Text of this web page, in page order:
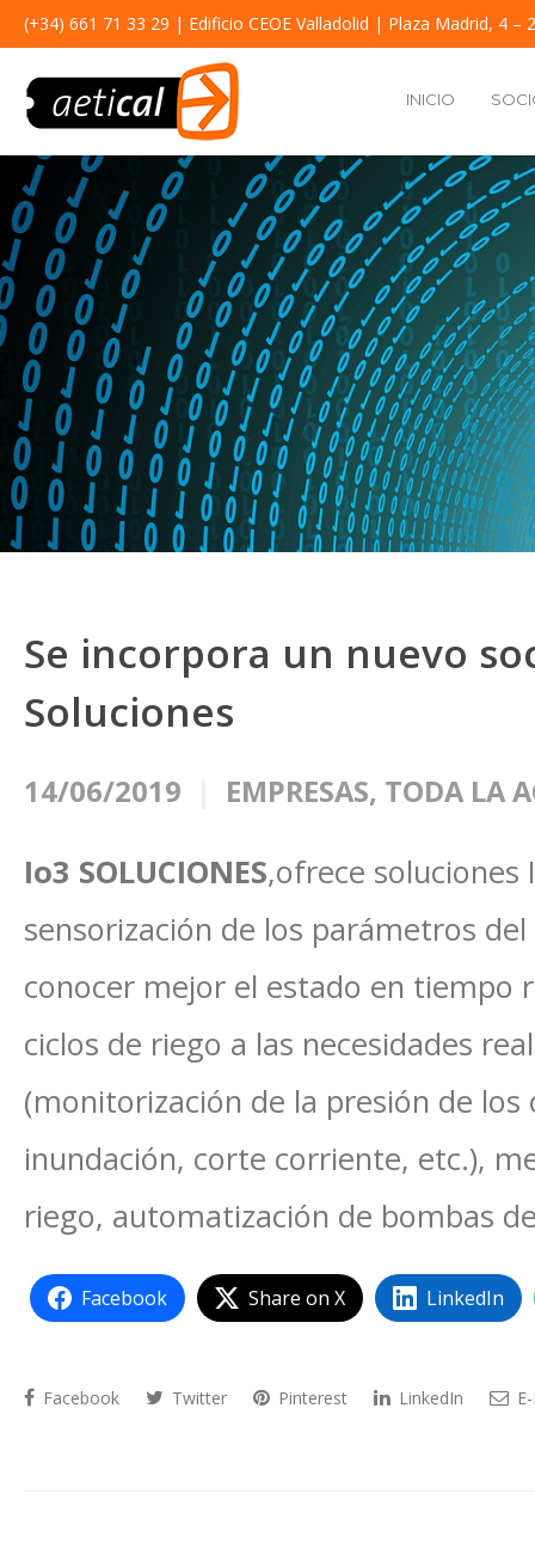
(+34) 661 71 33 29 | Edificio CEOE Valladolid | Plaza Madrid, 4 –
INICIO
Se incorpora un nuevo
Soluciones
14/06/2019 EMPRESAS, TODA LA
Io3 SOLUCIONES,ofrece soluciones
sensorización de los parámetros
conocer mejor el estado en tiempo
ciclos de riego a las necesidades
(monitorización de la presión de
inundación, corte corriente, etc.),
riego, automatización de bombas
Facebook Share on X LinkedIn
Facebook Twitter Pinterest LinkedIn